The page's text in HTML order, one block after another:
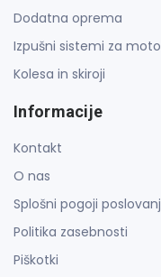
Dodatna oprema
Izpušni sistemi za
Kolesa in skiroji
Informacije
Kontakt
O nas
Splošni pogoji
Politika zasebnosti
Piškotki